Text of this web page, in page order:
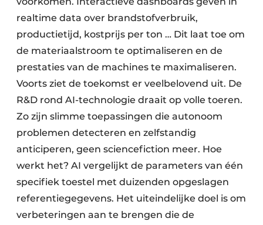
realtime data over brandstof­verbruik,
productie­tijd, kostprijs per ton … Dit laat toe om
de materiaalstroom te optimaliseren en de
prestaties van de machines te maximaliseren.
Voorts ziet de toekomst er veelbelovend uit. De
R&D rond AI-technologie draait op volle toeren.
Zo zijn slimme toepassingen die autonoom
problemen detecteren en zelfstandig
anticiperen, geen sciencefiction meer. Hoe
werkt het? AI vergelijkt de parameters van één
specifiek toestel met duizenden opgeslagen
referentiegegevens. Het uiteindelijke doel is om
verbeteringen aan te brengen die de